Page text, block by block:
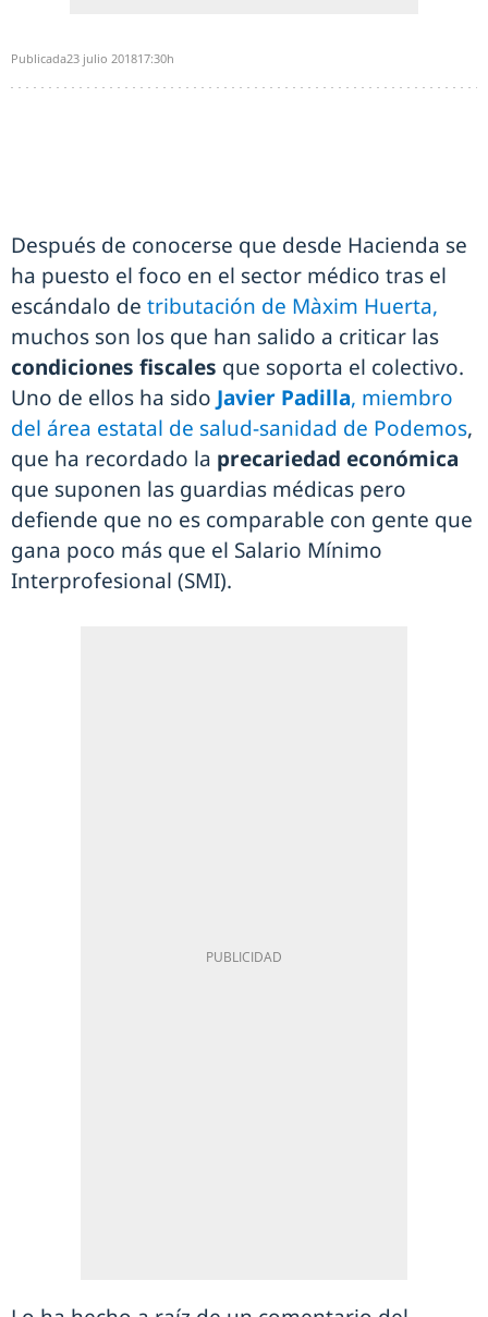
Publicada23 julio 201817:30h
Después de conocerse que desde Hacienda se
ha puesto el foco en el sector médico tras el
escándalo de tributación de Màxim Huerta,
muchos son los que han salido a criticar las
condiciones fiscales que soporta el colectivo.
Uno de ellos ha sido Javier Padilla, miembro
del área estatal de salud-sanidad de Podemos,
que ha recordado la precariedad económica
que suponen las guardias médicas pero
defiende que no es comparable con gente que
gana poco más que el Salario Mínimo
Interprofesional (SMI).